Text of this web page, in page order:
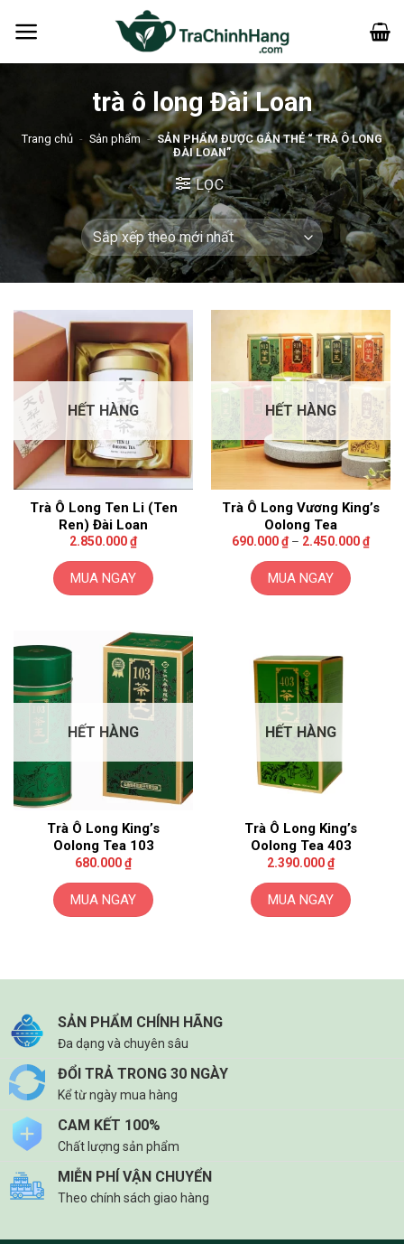
qua
trà ô long Đài Loan
Trang chủ - Sản phẩm - SẢN PHẨM ĐƯỢC GẮN THẺ “ TRÀ Ô LONG
ĐÀI LOAN”
LỌC
HẾT HÀNG
Trà Ô Long Ten Li (Ten
Ren) Đài Loan
2.850.000₫
MUA NGAY
HẾT HÀNG
Trà Ô Long Vương King’s
Oolong Tea
690.000₫ – 2.450.000₫
giá:
MUA NGAY
có
nhiều
biến
Các
chọn
có
được
chọn
trên
sản
HẾT HÀNG
Trà Ô Long King’s
Oolong Tea 103
680.000₫
MUA NGAY
HẾT HÀNG
Trà Ô Long King’s
Oolong Tea 403
2.390.000₫
MUA NGAY
SẢN PHẨM CHÍNH HÃNG
Đa dạng và chuyên sâu
ĐỔI TRẢ TRONG 30 NGÀY
Kể từ ngày mua hàng
CAM KẾT 100%
Chất lượng sản phẩm
MIỄN PHÍ VẬN CHUYỂN
Theo chính sách giao hàng